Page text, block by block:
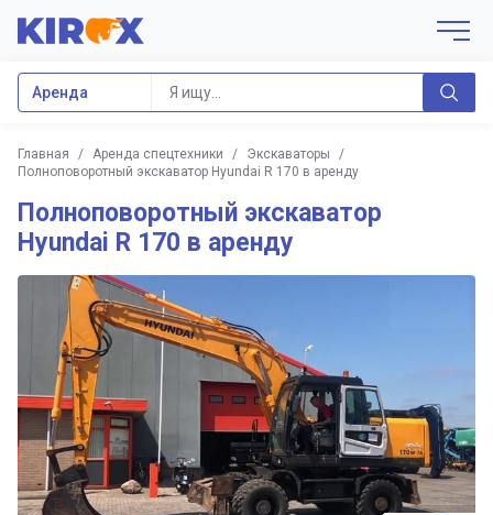
Аренда
Главная / Аренда спецтехники / Экскаваторы
/
Полноповоротный экскаватор Hyundai R 170 в аренду
Полноповоротный экскаватор
Hyundai R 170 в аренду